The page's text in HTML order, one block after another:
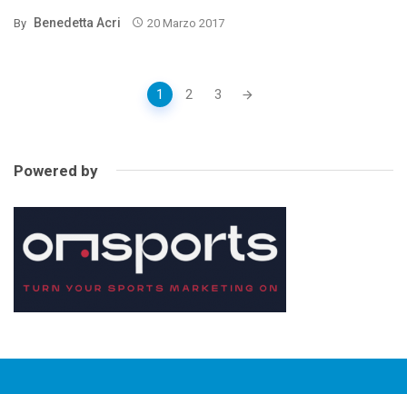
By Benedetta Acri 20 Marzo 2017
1 2 3
Powered by